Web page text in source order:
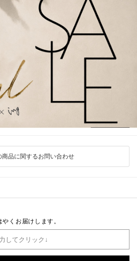
商品に関するお問い合わせ
くお届けします。